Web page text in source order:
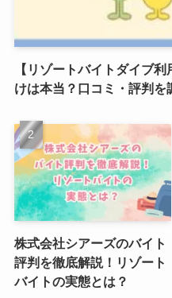
【リゾートバイトダイブ
けは本当？口コミ・評判を
株式会社シアーズのバイト
評判を徹底解説！リゾート
バイトの実態とは？